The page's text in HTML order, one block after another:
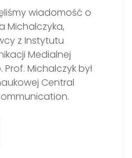
wiadomość o
Michalczyka,
z Instytutu
Medialnej
Michalczyk był
Central